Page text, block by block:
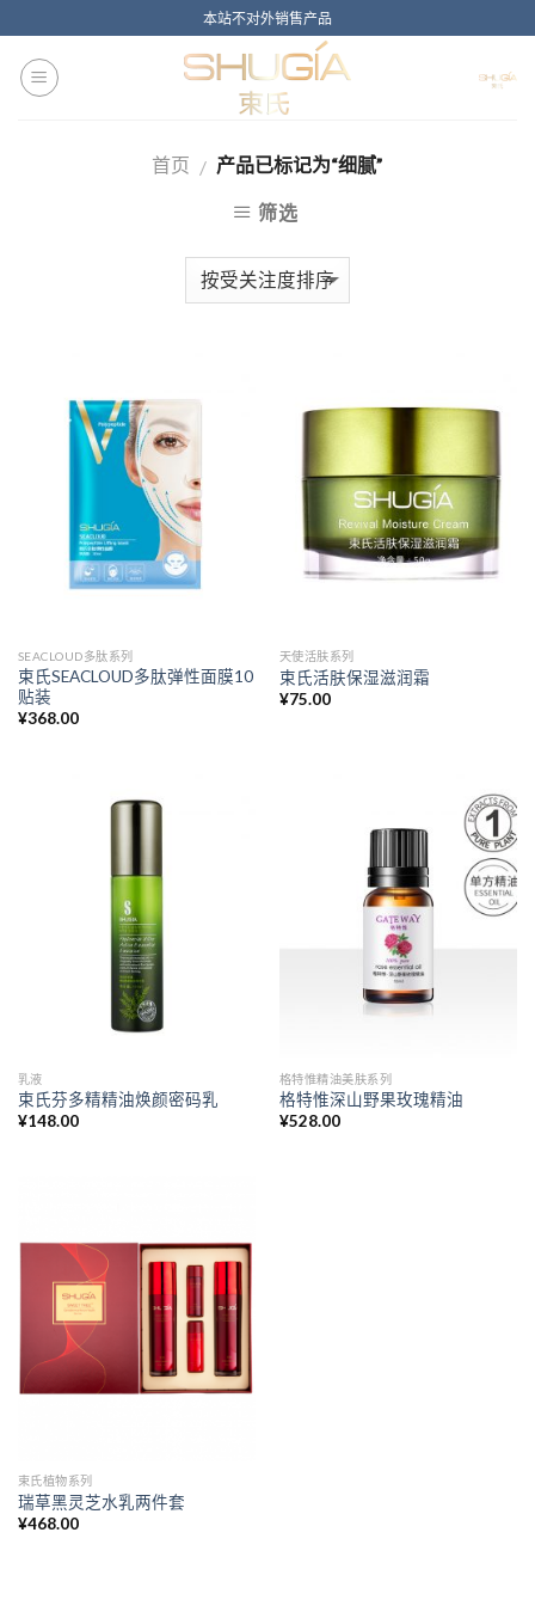
content
本站不对外销售产品
首页 / 产品已标记为“细腻”
筛选
SEACLOUD多肽系列
束氏SEACLOUD多肽弹性面膜10
贴装
¥368.00
天使活肤系列
束氏活肤保湿滋润霜
¥75.00
乳液
束氏芬多精精油焕颜密码乳
¥148.00
格特惟精油美肤系列
格特惟深山野果玫瑰精油
¥528.00
束氏植物系列
瑞草黑灵芝水乳两件套
¥468.00